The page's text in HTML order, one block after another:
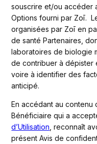
souscrire et/ou accéder
Options fourni par Zoī.
organisées par Zoī en
de santé Partenaires,
laboratoires de biologie
de contribuer à dépister
voire à identifier des
anticipé.
En accédant au contenu
Bénéficiaire qui a
d’Utilisation , reconnaît
présent Avis de